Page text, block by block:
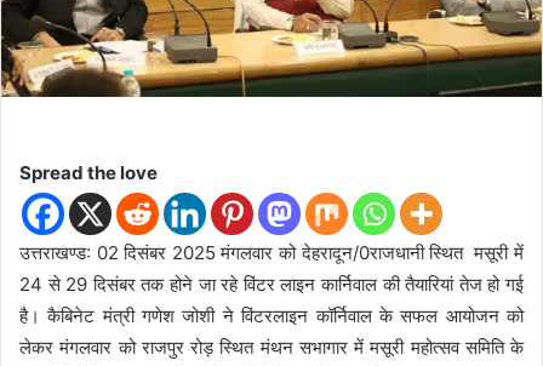
l
Spread the love
उत्तराखण्ड: 02 दिसंबर 2025 मंगलवार को देहरादून/0राजधानी स्थित मसूरी में
24 से 29 दिसंबर तक होने जा रहे विंटर लाइन कार्निवाल की तैयारियां तेज हो गई
है। कैबिनेट मंत्री गणेश जोशी ने विंटरलाइन कॉर्निवाल के सफल आयोजन को
लेकर मंगलवार को राजपुर रोड़ स्थित मंथन सभागार में मसूरी महोत्सव समिति के